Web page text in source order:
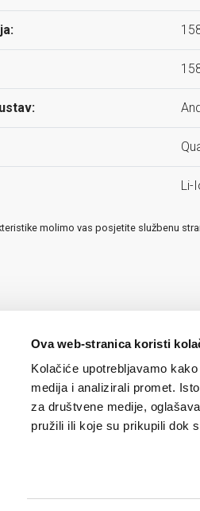
Ova web-stranica koristi
Kolačiće upotrebljavamo
medija i analizirali promet.
za društvene medije,
pružili ili koje su prikupili dok
Li-
molimo vas posjetite službenu
. Sva prava pridržana /Pravne napomene/